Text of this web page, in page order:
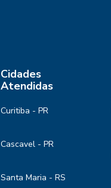
Cidades
Atendidas
Curitiba - PR
Cascavel - PR
Santa Maria - RS